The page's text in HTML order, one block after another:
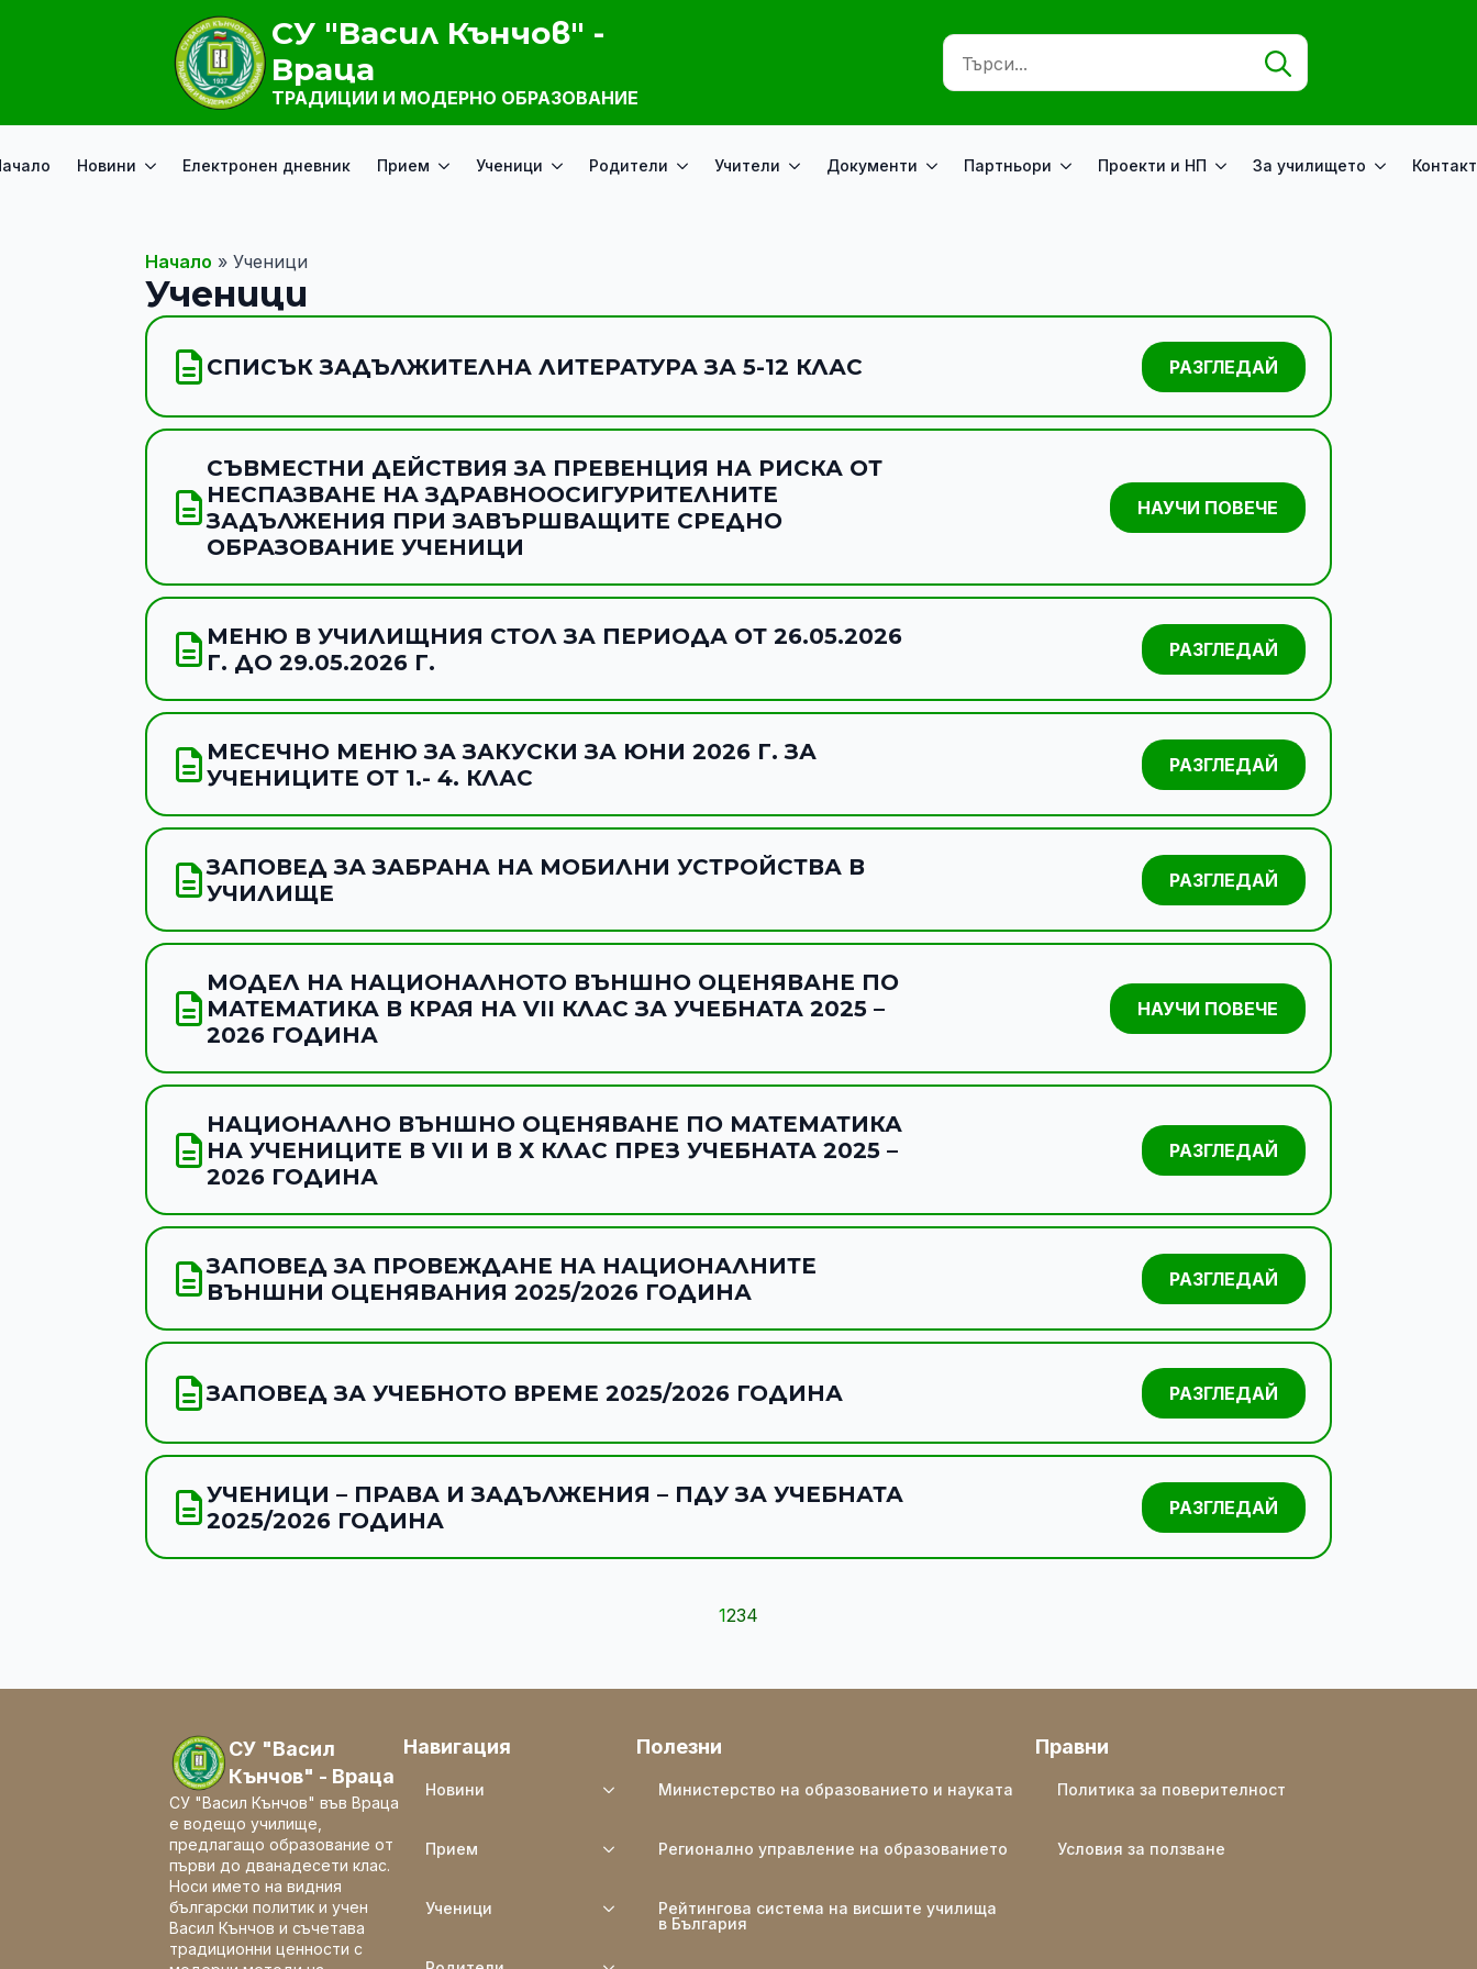
СУ "Васил Кънчов" -
Враца
ТРАДИЦИИ И МОДЕРНО ОБРАЗОВАНИЕ
Search
Новини Електронен дневник Прием Ученици Родители Учители Документи Партньори Проекти и НП За училището
Начало » Ученици
Ученици
СПИСЪК ЗАДЪЛЖИТЕЛНА ЛИТЕРАТУРА ЗА 5-12 КЛАС РАЗГЛЕДАЙ
СЪВМЕСТНИ ДЕЙСТВИЯ ЗА ПРЕВЕНЦИЯ НА РИСКА ОТ
НЕСПАЗВАНЕ НА ЗДРАВНООСИГУРИТЕЛНИТЕ
ЗАДЪЛЖЕНИЯ ПРИ ЗАВЪРШВАЩИТЕ СРЕДНО
ОБРАЗОВАНИЕ УЧЕНИЦИ
НАУЧИ ПОВЕЧЕ
МЕНЮ В УЧИЛИЩНИЯ СТОЛ ЗА ПЕРИОДА ОТ 26.05.2026
Г. ДО 29.05.2026 Г.
РАЗГЛЕДАЙ
МЕСЕЧНО МЕНЮ ЗА ЗАКУСКИ ЗА ЮНИ 2026 Г. ЗА
УЧЕНИЦИТЕ ОТ 1.- 4. КЛАС
РАЗГЛЕДАЙ
ЗАПОВЕД ЗА ЗАБРАНА НА МОБИЛНИ УСТРОЙСТВА В
УЧИЛИЩЕ
РАЗГЛЕДАЙ
МОДЕЛ НА НАЦИОНАЛНОТО ВЪНШНО ОЦЕНЯВАНЕ ПО
МАТЕМАТИКА В КРАЯ НА VII КЛАС ЗА УЧЕБНАТА 2025 –
2026 ГОДИНА
НАУЧИ ПОВЕЧЕ
НАЦИОНАЛНО ВЪНШНО ОЦЕНЯВАНЕ ПО МАТЕМАТИКА
НА УЧЕНИЦИТЕ В VІІ И В Х КЛАС ПРЕЗ УЧЕБНАТА 2025 –
2026 ГОДИНА
РАЗГЛЕДАЙ
ЗАПОВЕД ЗА ПРОВЕЖДАНЕ НА НАЦИОНАЛНИТЕ
ВЪНШНИ ОЦЕНЯВАНИЯ 2025/2026 ГОДИНА
РАЗГЛЕДАЙ
ЗАПОВЕД ЗА УЧЕБНОТО ВРЕМЕ 2025/2026 ГОДИНА РАЗГЛЕДАЙ
УЧЕНИЦИ – ПРАВА И ЗАДЪЛЖЕНИЯ – ПДУ ЗА УЧЕБНАТА
2025/2026 ГОДИНА
РАЗГЛЕДАЙ
1234
СУ "Васил
Кънчов" - Враца
СУ "Васил Кънчов" във Враца
е водещо училище,
предлагащо образование от
първи до дванадесети клас.
Носи името на видния
български политик и учен
Васил Кънчов и съчетава
традиционни ценности с
Навигация
Новини
Прием
Ученици
Полезни
Министерство на образованието и науката
Регионално управление на образованието
Рейтингова система на висшите училища
в България
Правни
Политика за поверителност
Условия за ползване